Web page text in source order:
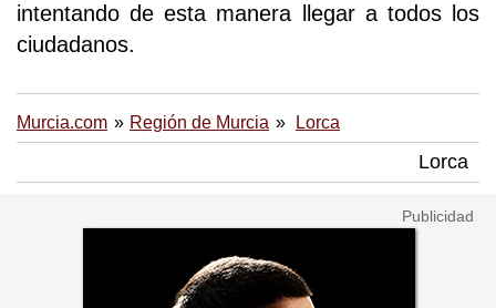
intentando de esta manera llegar a todos los
ciudadanos.
Murcia.com Región de Murcia Lorca
Lorca